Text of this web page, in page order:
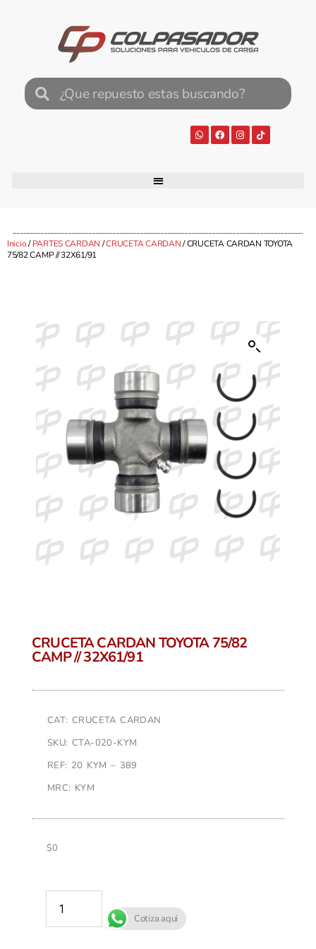
Inicio/PARTES CARDAN /CRUCETA CARDAN/ CRUCETA CARDAN TOYOTA
75/82 CAMP // 32X61/91
CRUCETA CARDAN TOYOTA 75/82
CAMP // 32X61/91
CAT: CRUCETA CARDAN
SKU: CTA-020-KYM
REF: 20 KYM – 389
MRC: KYM
$0
Cotiza aqui